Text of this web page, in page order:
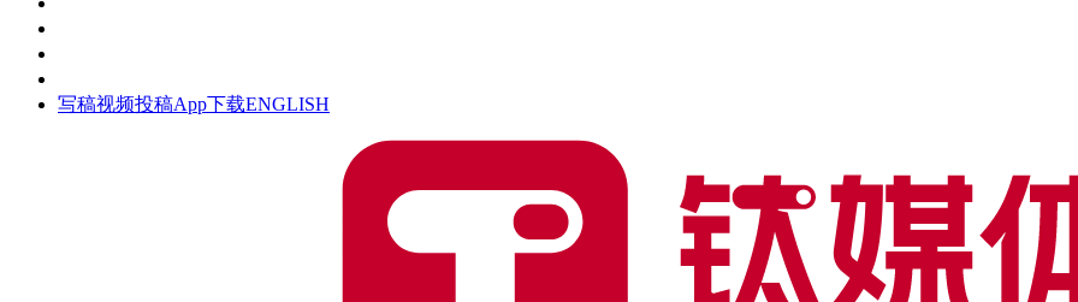
写稿视频投稿App下载ENGLISH